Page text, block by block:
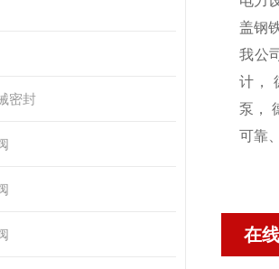
密封
盖钢
我公
计，
泵，
可靠
在